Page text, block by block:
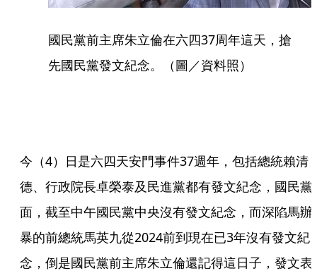
國民黨前主席朱立倫在六四37周年這天，搶
先國民黨發文紀念。（圖／資料照）
今（4）日是六四天安門事件37週年，包括總統賴清
德、行政院長卓榮泰及民進黨都有發文紀念，國民黨
面，截至中午國民黨中央沒有發文紀念，而深陷馬辦
暴的前總統馬英九從2024前到現在已3年沒有發文紀
念，倒是國民黨前主席朱立倫還記得這日子，發文表